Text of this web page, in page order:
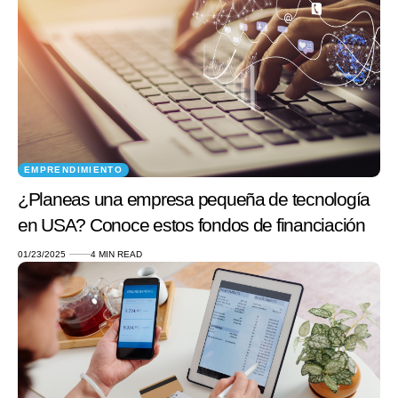
EMPRENDIMIENTO
¿Planeas una empresa pequeña de tecnología
en USA? Conoce estos fondos de financiación
01/23/2025 4 MIN READ